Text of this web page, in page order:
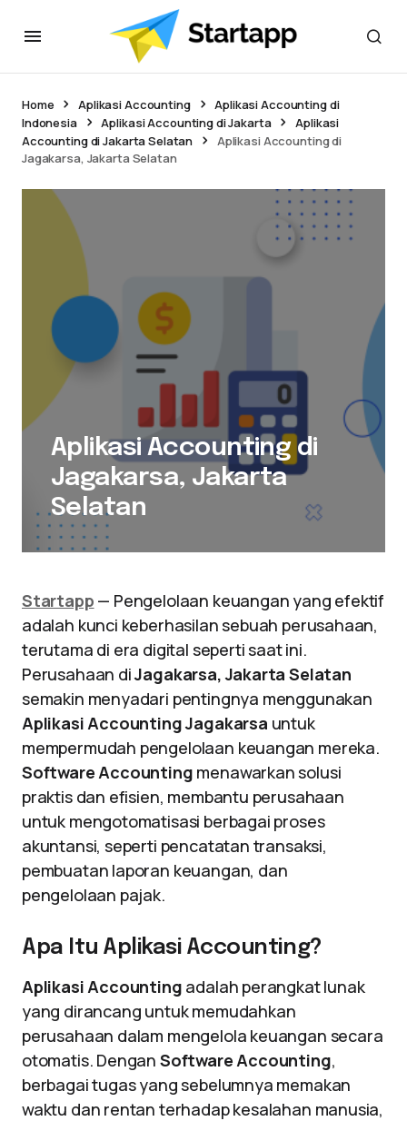
Home Aplikasi Accounting
Aplikasi Accounting di
Indonesia
Aplikasi Accounting di Jakarta
Aplikasi
Accounting di Jakarta Selatan
Aplikasi Accounting di
Jagakarsa, Jakarta Selatan
Aplikasi Accounting di
Jagakarsa, Jakarta
Selatan
Startapp — Pengelolaan keuangan yang efektif
adalah kunci keberhasilan sebuah perusahaan,
terutama di era digital seperti saat ini.
Perusahaan diJagakarsa, Jakarta Selatan
semakin menyadari pentingnya menggunakan
Aplikasi Accounting Jagakarsa untuk
mempermudah pengelolaan keuangan mereka.
Software Accounting menawarkan solusi
praktis dan efisien, membantu perusahaan
untuk mengotomatisasi berbagai proses
akuntansi, seperti pencatatan transaksi,
pembuatan laporan keuangan, dan
pengelolaan pajak.
Apa Itu Aplikasi Accounting?
Aplikasi Accounting adalah perangkat lunak
yang dirancang untuk memudahkan
perusahaan dalam mengelola keuangan secara
otomatis. Dengan Software Accounting,
berbagai tugas yang sebelumnya memakan
waktu dan rentan terhadap kesalahan manusia,